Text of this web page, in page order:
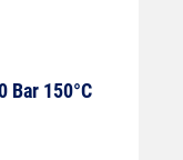
Bar 150°C